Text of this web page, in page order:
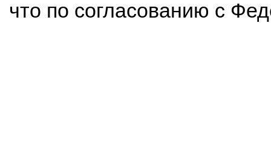
что по согласованию с